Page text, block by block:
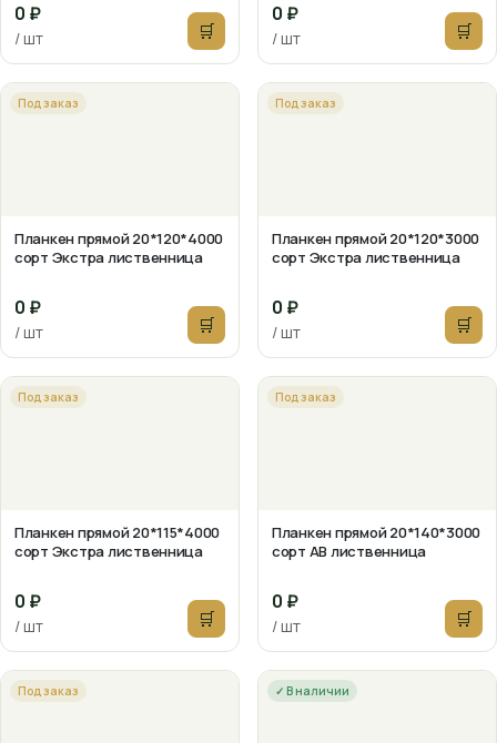
0 ₽
/ шт 🛒
0 ₽
/ шт 🛒
Под заказ
Планкен прямой 20*120*4000
сорт Экстра лиственница
0 ₽
/ шт 🛒
Под заказ
Планкен прямой 20*120*3000
сорт Экстра лиственница
0 ₽
/ шт 🛒
Под заказ
Планкен прямой 20*115*4000
сорт Экстра лиственница
0 ₽
/ шт 🛒
Под заказ
Планкен прямой 20*140*3000
сорт АВ лиственница
0 ₽
/ шт 🛒
Под заказ ✓ В наличии